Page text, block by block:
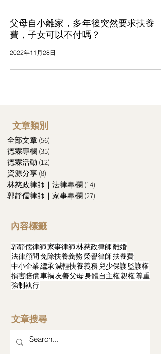
父母自小離家，多年後突然要求扶養
費，子女可以不付嗎？
2022年11月28日
文章類別
全部文章 (56)
德霖專欄 (35)
德霖活動 (12)
資源分享 (8)
林慈政律師｜法律專欄 (14)
郭靜儒律師｜家事專欄 (27)
內容標籤
郭靜儒律師家事律師林慈政律師離婚
法律顧問免除扶養義務榮譽律師扶養費
中小企業繼承減輕扶養義務 兒少保護監護權
損害賠償車禍友善父母身體自主權親權尊重
強制執行
文章搜尋